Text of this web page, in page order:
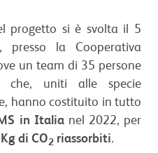
progetto si è svolta il 5
presso la Cooperativa
un team di 35 persone
che, uniti alle specie
hanno costituito in tutto
in Italianel 2022, per
di CO2 riassorbiti.